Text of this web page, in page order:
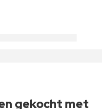
gekocht met